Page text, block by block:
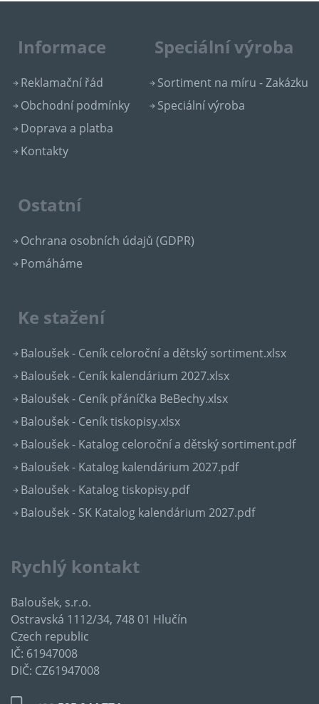
Informace
Reklamační řád
Obchodní podmínky
Doprava a platba
Kontakty
Speciální výroba
Sortiment na míru - Zakázku
Speciální výroba
Ostatní
Ochrana osobních údajů (GDPR)
Pomáháme
Ke stažení
Baloušek - Ceník celoroční a dětský sortiment.xlsx
Baloušek - Ceník kalendárium 2027.xlsx
Baloušek - Ceník přáníčka BeBechy.xlsx
Baloušek - Ceník tiskopisy.xlsx
Baloušek - Katalog celoroční a dětský sortiment.pdf
Baloušek - Katalog kalendárium 2027.pdf
Baloušek - Katalog tiskopisy.pdf
Baloušek - SK Katalog kalendárium 2027.pdf
Rychlý kontakt
Baloušek, s.r.o.
Ostravská 1112/34, 748 01 Hlučín
Czech republic
IČ: 61947008
DIČ: CZ61947008